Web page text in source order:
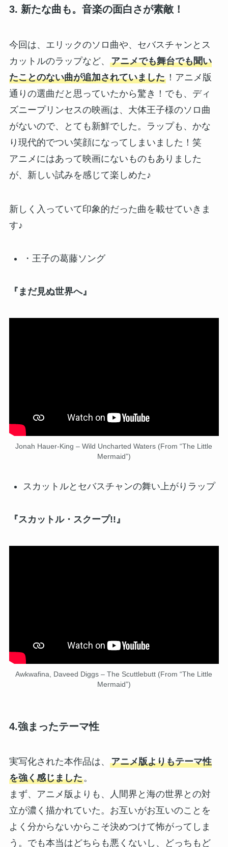
3. 新たな曲も。音楽の面白さが素敵！
今回は、エリックのソロ曲や、セバスチャンとス
カットルのラップなど、 アニメでも舞台でも聞い
たことのない曲が追加されていました！アニメ版
通りの選曲だと思っていたから驚き！でも、ディ
ズニープリンセスの映画は、大体王子様のソロ曲
がないので、とても新鮮でした。ラップも、かな
り現代的でつい笑顔になってしまいました！笑
アニメにはあって映画にないものもありました
が、新しい試みを感じて楽しめた♪
新しく入っていて印象的だった曲を載せていきま
す♪
・王子の葛藤ソング
『まだ見ぬ世界へ』
Jonah Hauer-King – Wild Uncharted Waters (From “The Little
Mermaid”)
スカットルとセバスチャンの舞い上がりラップ
『スカットル・スクープ!!』
Awkwafina, Daveed Diggs – The Scuttlebutt (From “The Little
Mermaid”)
4.強まったテーマ性
実写化された本作品は、 アニメ版よりもテーマ性
を強く感じました。
まず、アニメ版よりも、人間界と海の世界との対
立が濃く描かれていた。お互いがお互いのことを
よく分からないからこそ決めつけて怖がってしま
う。でも本当はどちらも悪くないし、どっちもど